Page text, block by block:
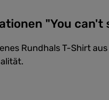
"You can't
Rundhals T-Shirt